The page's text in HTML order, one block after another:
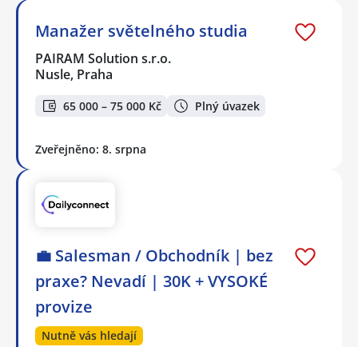
Manažer světelného studia
PAIRAM Solution s.r.o.
Nusle, Praha
65 000 – 75 000 Kč Plný úvazek
Zveřejněno: 8. srpna
💼 Salesman / Obchodník | bez
praxe? Nevadí | 30K + VYSOKÉ
provize
Nutně vás hledají